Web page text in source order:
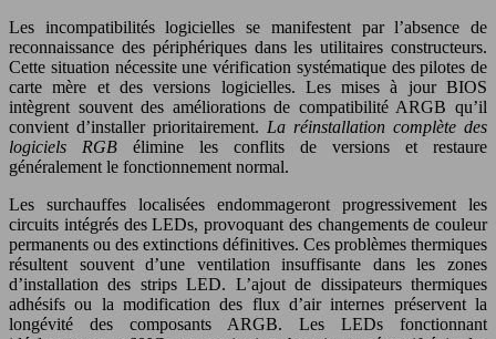
Les incompatibilités logicielles se manifestent par l’absence de
reconnaissance des périphériques dans les utilitaires constructeurs.
Cette situation nécessite une vérification systématique des pilotes de
carte mère et des versions logicielles. Les mises à jour BIOS
intègrent souvent des améliorations de compatibilité ARGB qu’il
convient d’installer prioritairement. La réinstallation complète des
logiciels RGB élimine les conflits de versions et restaure
généralement le fonctionnement normal.
Les surchauffes localisées endommageront progressivement les
circuits intégrés des LEDs, provoquant des changements de couleur
permanents ou des extinctions définitives. Ces problèmes thermiques
résultent souvent d’une ventilation insuffisante dans les zones
d’installation des strips LED. L’ajout de dissipateurs thermiques
adhésifs ou la modification des flux d’air internes préservent la
longévité des composants ARGB. Les LEDs fonctionnant